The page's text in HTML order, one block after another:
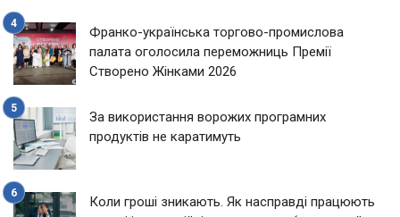
Франко-українська торгово-промислова
палата оголосила переможниць Премії
Створено Жінками 2026
За використання ворожих програмних
продуктів не каратимуть
Коли гроші зникають. Як насправді працюють